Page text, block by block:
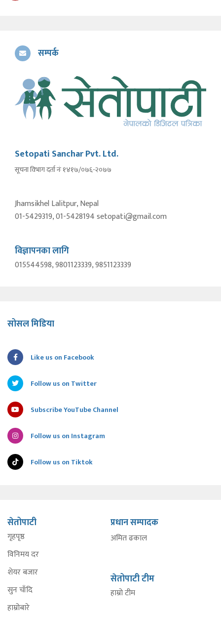
सम्पर्क
Setopati Sanchar Pvt. Ltd.
सूचना विभाग दर्ता नंः १४१७/०७६-२०७७
Jhamsikhel Lalitpur, Nepal
01-5429319, 01-5428194 setopati@gmail.com
विज्ञापनका लागि
015544598, 9801123339, 9851123339
सोसल मिडिया
Like us on Facebook
Follow us on Twitter
Subscribe YouTube Channel
Follow us on Instagram
Follow us on Tiktok
सेतोपाटी
गृहपृष्ठ
विनिमय दर
शेयर बजार
सुन चाँदि
हाम्रोबारे
प्रधान सम्पादक
अमित ढकाल
सेतोपाटी टीम
हाम्रो टीम